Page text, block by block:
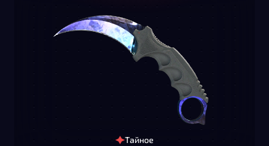
Тайное